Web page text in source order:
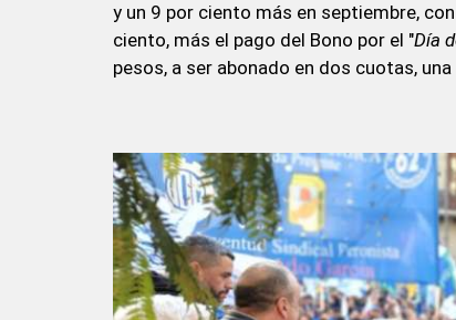
y un 9 por ciento más en septiembre,
ciento, más el pago del Bono por el "Día
pesos, a ser abonado en dos cuotas,